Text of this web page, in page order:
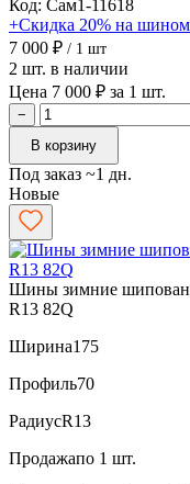
Код: Сам1-11618
+Скидка 20% на
7 000 ₽ / 1 шт
2 шт. в наличии
Цена 7 000 ₽ за 1 шт.
−
В корзину
Под заказ ~1 дн.
Новые
Шины зимние
R13 82Q
Ширина175
Профиль70
РадиусR13
Продажапо 1 шт.